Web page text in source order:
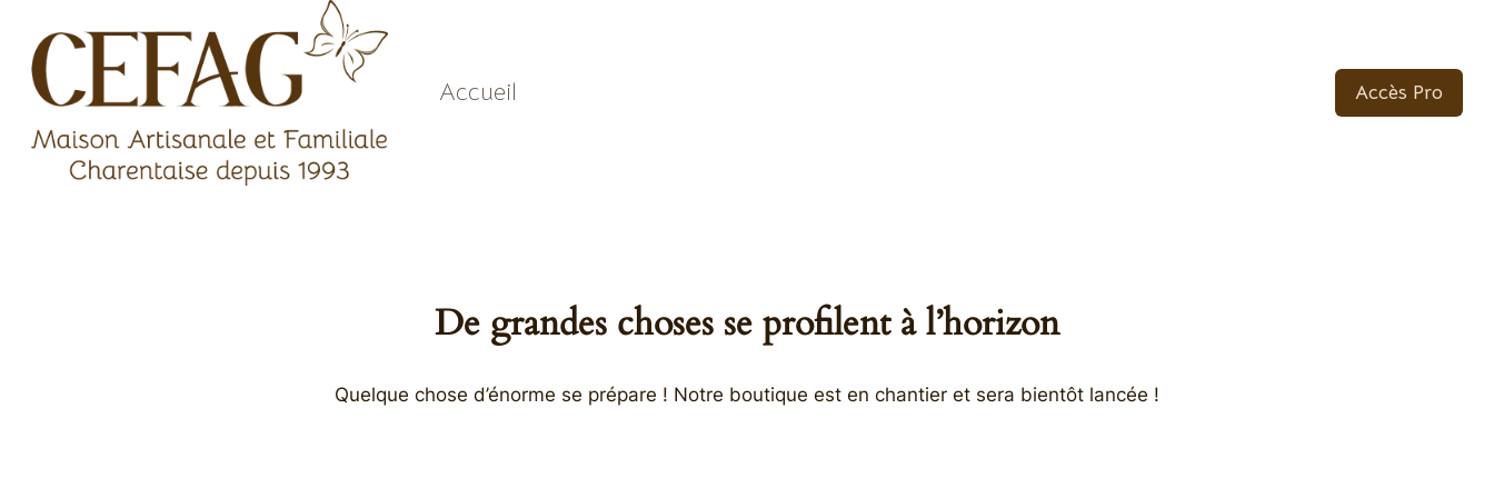
contenu
Accueil Accès Pro
De grandes choses se profilent à l’horizon
Quelque chose d’énorme se prépare ! Notre boutique est en chantier et sera bientôt lancée !